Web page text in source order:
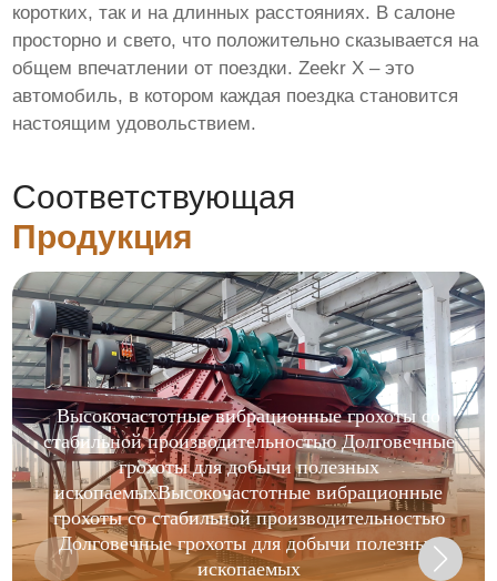
коротких, так и на длинных расстояниях. В салоне
просторно и свето, что положительно сказывается на
общем впечатлении от поездки. Zeekr X – это
автомобиль, в котором каждая поездка становится
настоящим удовольствием.
Соответствующая
Продукция
Высокочастотные вибрационные грохоты со
стабильной производительностью Долговечные
грохоты для добычи полезных
ископаемыхВысокочастотные вибрационные
грохоты со стабильной производительностью
Долговечные грохоты для добычи полезных
ископаемых